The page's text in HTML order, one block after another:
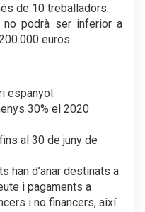
de 10 treballadors.
no podrà ser inferior a
euros.
espanyol.
30% el 2020
al 30 de juny de
han d’anar destinats a
i pagaments a
i no financers, així